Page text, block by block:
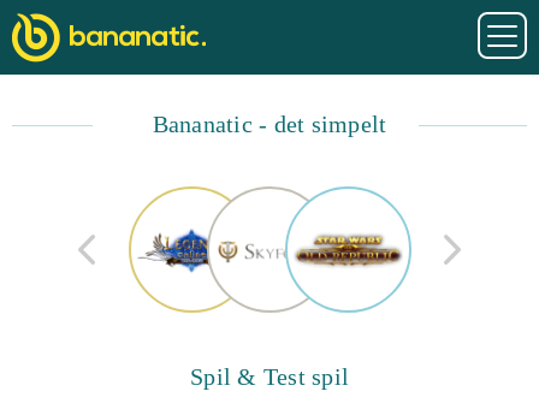
Bananatic- det simpelt
Spil & Test spil